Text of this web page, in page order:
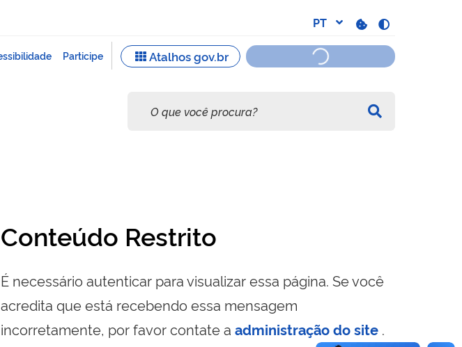
Conteúdo Restrito
É necessário autenticar para visualizar essa página. Se você
acredita que está recebendo essa mensagem
incorretamente, por favor contate a administração do site .